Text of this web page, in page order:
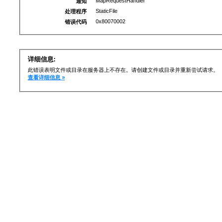
处理程序
StaticFile
错误代码
0x80070002
详细信息:
此错误表明文件或目录在服务器上不存在。请创建文件或目录并重新尝试请求。
查看详细信息 »